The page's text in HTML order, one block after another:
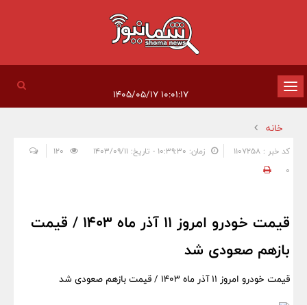
تغییر
وضعیت
ناوبری
۱۰:۰۱:۱۷ ۱۴۰۵/۰۵/۱۷
خانه
کد خبر : 1107258 زمان: ۱۰:۳۹:۳۰ - تاریخ: ۱۴۰۳/۰۹/۱۱
0
قیمت خودرو امروز 11 آذر ماه 1403 / قیمت
بازهم صعودی شد
قیمت خودرو امروز 11 آذر ماه 1403 / قیمت بازهم صعودی شد